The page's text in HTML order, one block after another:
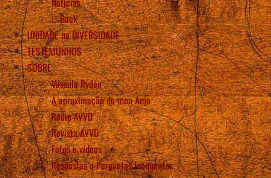
Back
UNIDADE na DIVERSIDADE
TESTEMUNHOS
SOBRE
Vassula Rydén
A aproximação do meu Anjo
Rádio AVVD
Revista AVVD
Fotos e vídeos
Respostas a Perguntas Frequentes